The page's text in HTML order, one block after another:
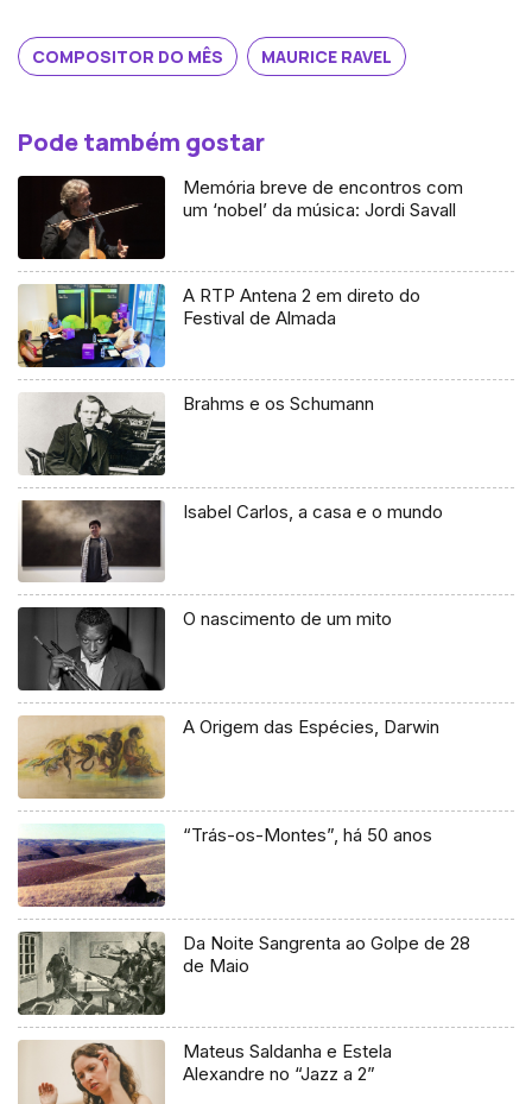
COMPOSITOR DO MÊS MAURICE RAVEL
Pode também gostar
Memória breve de encontros com
um ‘nobel’ da música: Jordi Savall
A RTP Antena 2 em direto do
Festival de Almada
Brahms e os Schumann
Isabel Carlos, a casa e o mundo
O nascimento de um mito
A Origem das Espécies, Darwin
“Trás-os-Montes”, há 50 anos
Da Noite Sangrenta ao Golpe de 28
de Maio
Mateus Saldanha e Estela
Alexandre no “Jazz a 2”